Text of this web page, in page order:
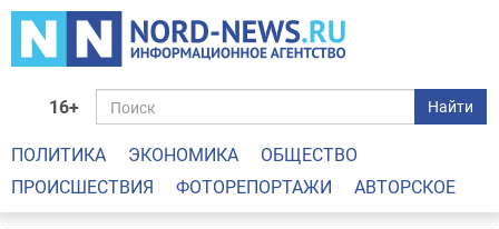
16+ Найти
ПОЛИТИКА ЭКОНОМИКА
ОБЩЕСТВО
ПРОИСШЕСТВИЯ
ФОТОРЕПОРТАЖИ АВТОРСКОЕ